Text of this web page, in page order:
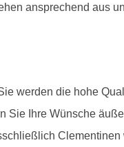
ansprechend aus
werden die hohe
Sie Ihre Wünsche
Clementinen